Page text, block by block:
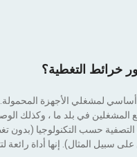
لمشغلي الأجهزة المحمولة.
المشغلين في بلد ما ، وكذلك
المثال). إنها أداة رائعة